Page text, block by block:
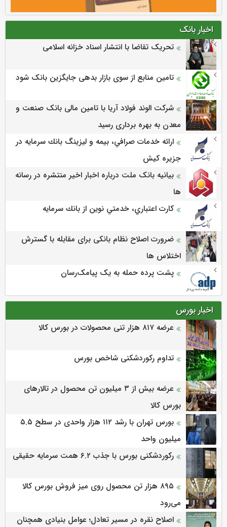
اخبار بانک
تحریک تقاضا با انتشار اسناد خزانه اسلامی
تامین منابع از سوی بازار بدهی جایگزین بانک شود
شرکت الوند فولاد آریا با تامین مالی بانک صنعت و
معدن به بهره برداری رسید
ارائه خدمات صرافي، بيمه و ليزينگ بانك سرمايه در
جزيره كيش
بیانیه بانک ملت درباره اخبار اخیر منتشره در رسانه
ها
كارت اعتباري، خدمتي نوين از بانك سرمايه
ضرورت اصلاح نظام بانکی برای مقابله با گسترش
اختلاس ها
پشت پرده حمله به یک پیامک‌رسان
اخبار بورس
عرضه‌ ۸۱۷ هزار تنی محصولات در بورس کالا
تداوم رکوردشکنی شاخص بورس
عرضه بیش از ۳ میلیون تن محصول در تالارهای
بورس کالا
بورس تهران با رشد ۱۱۲ هزار واحدی در سطح ۵.۵
میلیون واحد
رکوردشکنی بورس با جذب ۶.۲ همت سرمایه حقیقی
۸۹۵ هزار تن محصول روی میز فروش بورس کالا
می‌‌رود
اصلاح نقره در مسیر تعادل؛ عوامل بنیادی همچنان